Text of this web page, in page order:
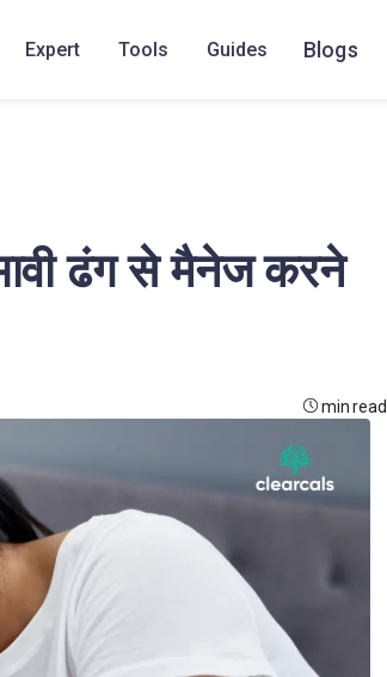
Expert Tools Guides Blogs
ढंग से मैनेज करने
min read